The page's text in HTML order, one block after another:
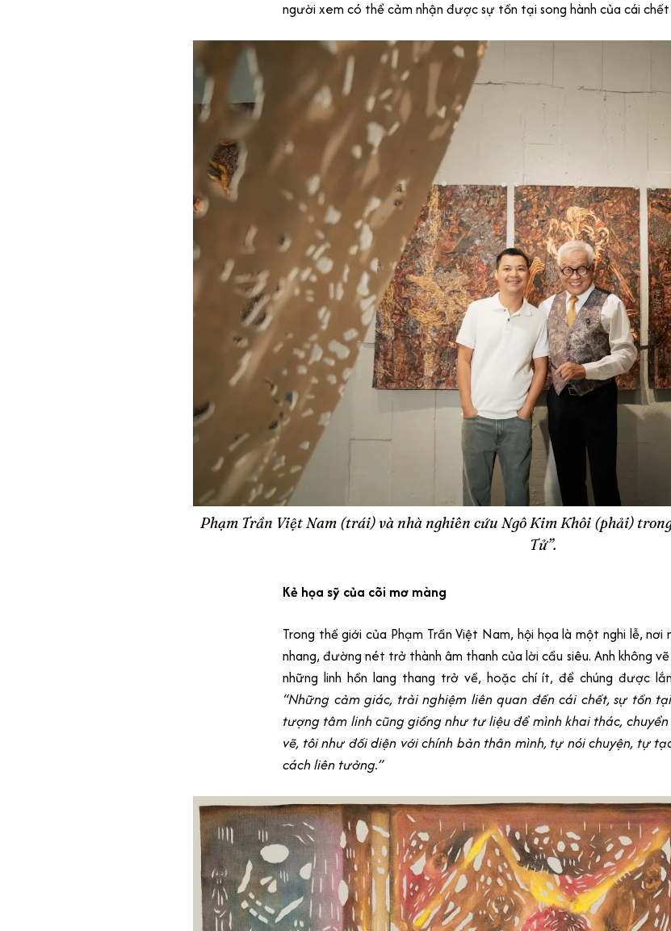
người xem có thể cảm nhận được sự tồn tại song hành của cái chết
Phạm Trần Việt Nam (trái) và nhà nghiên cứu Ngô Kim Khôi (phải)
Tử”.
Kẻ họa sỹ của cõi mơ màng
Trong thế giới của Phạm Trần Việt Nam, hội họa là một nghi lễ, nơi
nhang, đường nét trở thành âm thanh của lời cầu siêu. Anh không
những linh hồn lang thang trở về, hoặc chí ít, để chúng được
“Những cảm giác, trải nghiệm liên quan đến cái chết, sự tồn
tượng tâm linh cũng giống như tư liệu để mình khai thác,
vẽ, tôi như đối diện với chính bản thân mình, tự nói chuyện, tự
cách liên tưởng.”